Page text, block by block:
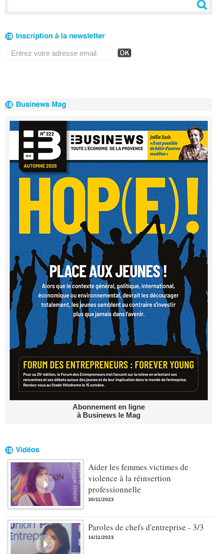
Abonnement en ligne
à Businews le Mag
Aider les femmes victimes de
violence à la réinsertion
professionnelle
30/11/2023
Paroles de chefs d'entreprise - 3/3
16/11/2023